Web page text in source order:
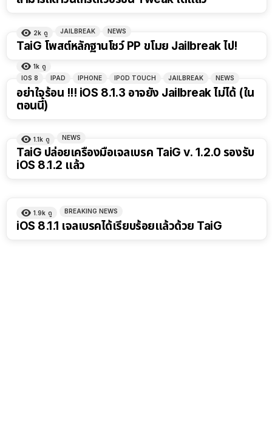
2k ดู JAILBREAK NEWS
TaiG โพสต์หลักฐานโชว์ PP ขโมย Jailbreak ไป!
1k ดู
IOS 8
IPAD IPHONE IPOD TOUCH JAILBREAK NEWS
อย่าใจร้อน !!! iOS 8.1.3 อาจยัง Jailbreak ไม่ได้ (ใน
ตอนนี้)
1.1k ดู NEWS
TaiG ปล่อยเครื่องมือเจลเบรค TaiG v. 1.2.0 รองรับ
iOS 8.1.2 แล้ว
1.9k ดู BREAKING NEWS
iOS 8.1.1 เจลเบรคได้เรียบร้อยแล้วด้วย TaiG